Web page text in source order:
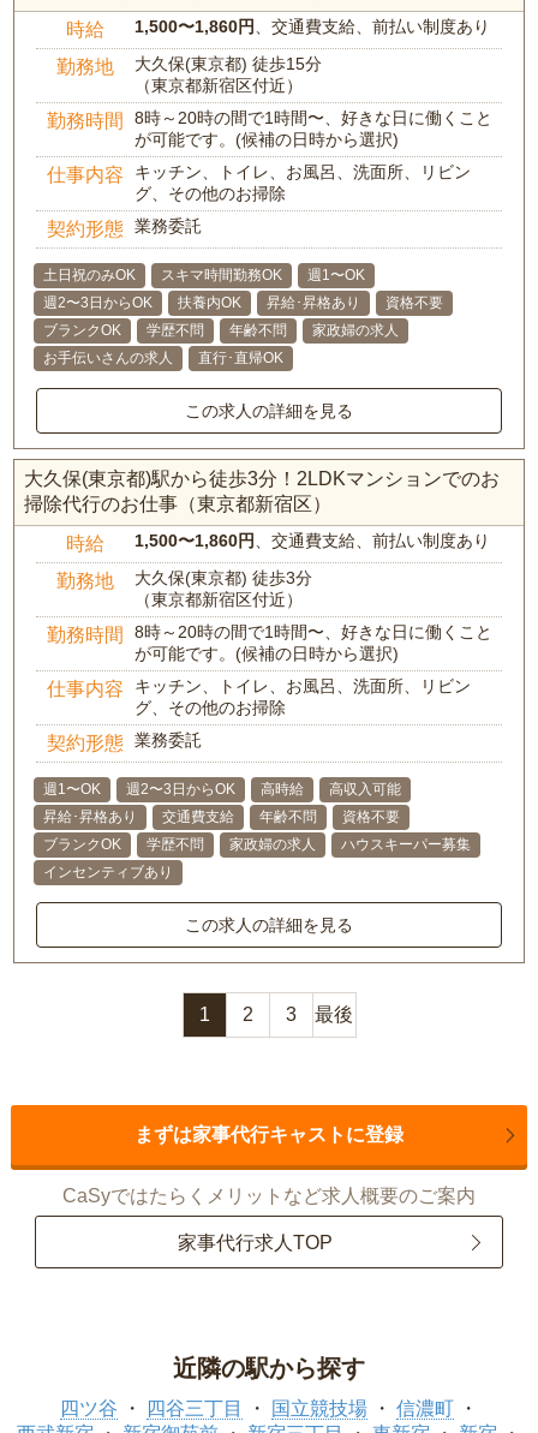
時給 1,500〜1,860円、交通費支給、前払い制度あり
勤務地
大久保(東京都) 徒歩15分
（東京都新宿区付近）
勤務時間
8時～20時の間で1時間〜、好きな日に働くこと
が可能です。(候補の日時から選択)
仕事内容
キッチン、トイレ、お風呂、洗面所、リビン
グ、その他のお掃除
契約形態 業務委託
土日祝のみOK スキマ時間勤務OK
週1〜OK
週2〜3日からOK
扶養内OK 昇給･昇格あり
資格不要
ブランクOK
学歴不問 年齢不問
家政婦の求人
お手伝いさんの求人
直行･直帰OK
この求人の詳細を見る
大久保(東京都)駅から徒歩3分！2LDKマンションでのお
掃除代行のお仕事（東京都新宿区）
時給 1,500〜1,860円、交通費支給、前払い制度あり
勤務地
大久保(東京都) 徒歩3分
（東京都新宿区付近）
勤務時間
8時～20時の間で1時間〜、好きな日に働くこと
が可能です。(候補の日時から選択)
仕事内容
キッチン、トイレ、お風呂、洗面所、リビン
グ、その他のお掃除
契約形態 業務委託
週1〜OK 週2〜3日からOK 高時給
高収入可能
昇給･昇格あり
交通費支給 年齢不問
資格不要
ブランクOK
学歴不問 家政婦の求人
ハウスキーパー募集
インセンティブあり
この求人の詳細を見る
1 2 3 最後
まずは家事代行キャストに登録
CaSyではたらくメリットなど求人概要のご案内
家事代行求人TOP
近隣の駅から探す
四ツ谷 四谷三丁目 国立競技場
信濃町